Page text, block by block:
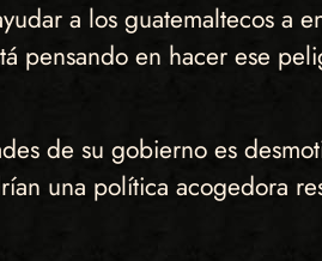
a los guatemaltecos a
pensando en hacer ese
de su gobierno es
una política acogedora